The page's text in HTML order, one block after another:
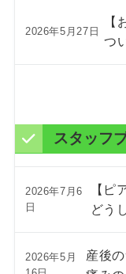
2026年5月27日
【
つ
スタッフ
2026年7月6
日
【ピ
どう
2026年5月
産後